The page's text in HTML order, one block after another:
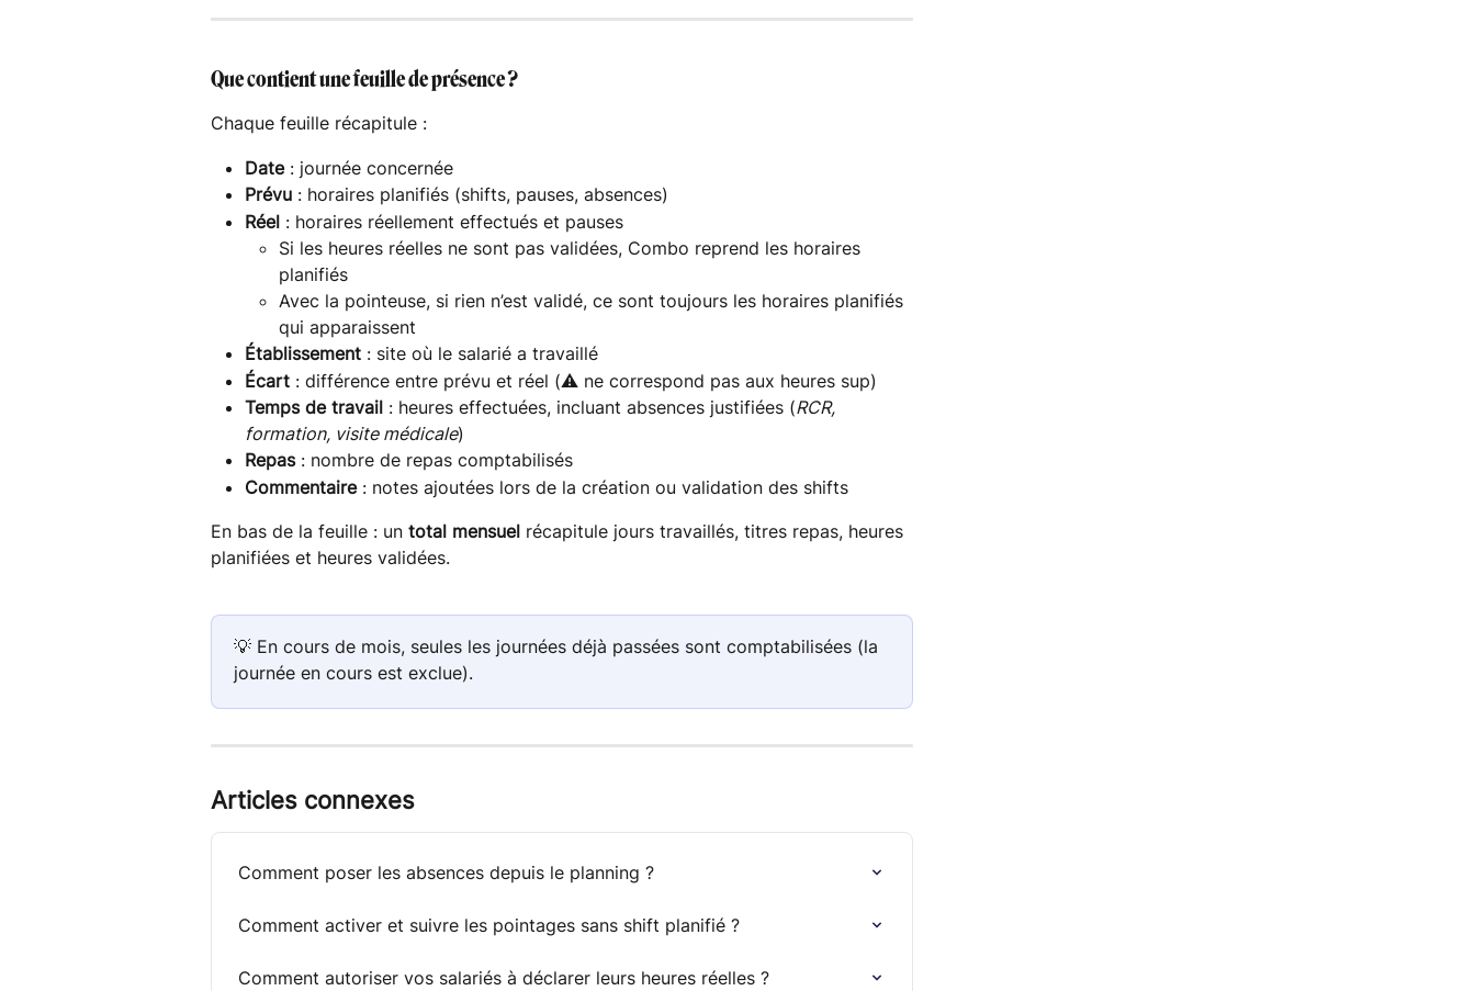
Que contient une feuille de présence ?
Chaque feuille récapitule :
Date : journée concernée
Prévu : horaires planifiés (shifts, pauses, absences)
Réel : horaires réellement effectués et pauses
Si les heures réelles ne sont pas validées, Combo reprend les horaires
planifiés
Avec la pointeuse, si rien n’est validé, ce sont toujours les horaires planifiés
qui apparaissent
Établissement : site où le salarié a travaillé
Écart : différence entre prévu et réel (⚠️ ne correspond pas aux heures sup)
Temps de travail : heures effectuées, incluant absences justifiées (RCR,
formation, visite médicale)
Repas : nombre de repas comptabilisés
Commentaire : notes ajoutées lors de la création ou validation des shifts
En bas de la feuille : un total mensuel récapitule jours travaillés, titres repas, heures
planifiées et heures validées.
💡 En cours de mois, seules les journées déjà passées sont comptabilisées (la
journée en cours est exclue).
Articles connexes
Comment poser les absences depuis le planning ?
Comment activer et suivre les pointages sans shift planifié ?
Comment autoriser vos salariés à déclarer leurs heures réelles ?